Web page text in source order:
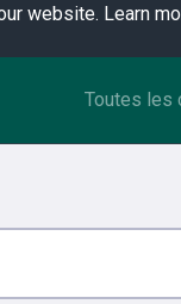
website. Learn
Toutes les